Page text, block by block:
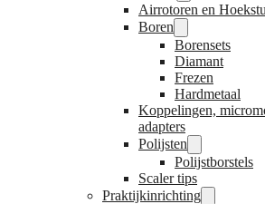
Airrotoren en
Boren
Borensets
Diamant
Frezen
Hardmetaal
Koppelingen,
adapters
Polijsten
Polijstborstels
Scaler tips
Praktijkinrichting